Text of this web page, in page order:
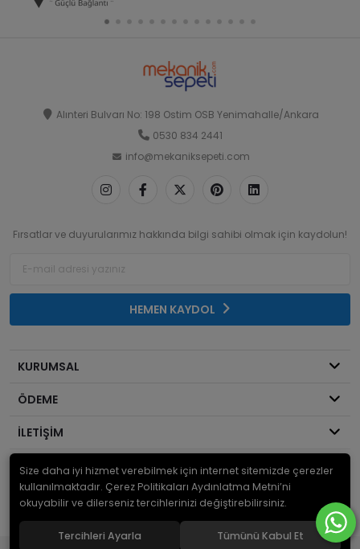
Alınteri Bulvarı No: 198 Ostim OSB Yenimahalle/Ankara
0530 834 2441
info@mekaniksepeti.com
Fırsatlar ve duyurularımız hakkında bilgi sahibi olmak için kaydolun!
HEMEN KAYDOL
KURUMSAL
ÖDEME
İLETİŞİM
© 2026Mekanik Sepeti. Bir Serdaroğlu A.Ş markasıdır ve tüm hakları
saklıdır.
Size daha iyi hizmet verebilmek için internet sitemizde çerezler
kullanılmaktadır. Çerez Politikaları Aydınlatma Metni’ni
okuyabilir ve dilerseniz tercihlerinizi değiştirebilirsiniz.
Tercihleri Ayarla Tümünü Kabul Et